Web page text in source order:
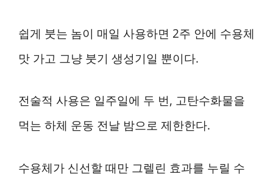
쉽게 붓는 놈이 매일 사용하면 2주 안에 수용체
맛 가고 그냥 붓기 생성기일 뿐이다.
전술적 사용은 일주일에 두 번, 고탄수화물을
먹는 하체 운동 전날 밤으로 제한한다.
수용체가 신선할 때만 그렐린 효과를 누릴 수